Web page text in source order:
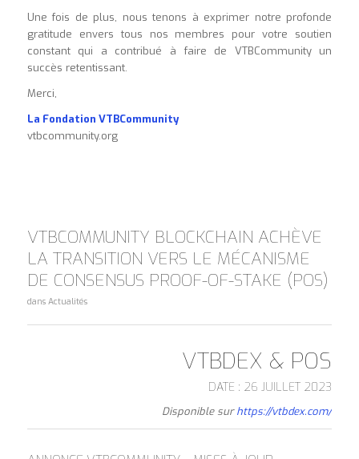
Une fois de plus, nous tenons à exprimer notre profonde
gratitude envers tous nos membres pour votre soutien
constant qui a contribué à faire de VTBCommunity un
succès retentissant.
Merci,
La Fondation VTBCommunity
vtbcommunity.org
VTBCOMMUNITY BLOCKCHAIN ACHÈVE
LA TRANSITION VERS LE MÉCANISME
DE CONSENSUS PROOF-OF-STAKE (POS)
dans Actualités
VTBDEX & POS
DATE : 26 JUILLET 2023
Disponible surhttps://vtbdex.com/